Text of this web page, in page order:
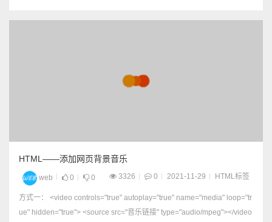
HTML——添加网页背景音乐
web 0 0 3326 0 2021-11-29 HTML标签
方式一： <video controls="true" autoplay="true" name="media" loop="tr
ue" hidden="true"> <source src="音乐链接" type="audio/mpeg"></video